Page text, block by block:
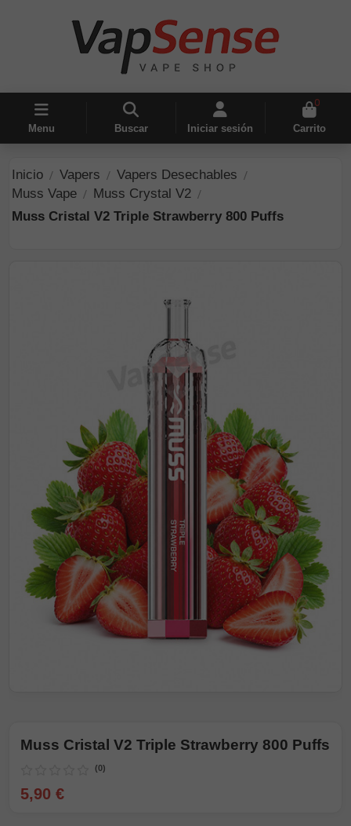
Menu Buscar Iniciar sesión
0
Carrito
Inicio Vapers
Vapers Desechables
Muss Vape
Muss Crystal V2
Muss Cristal V2 Triple Strawberry 800 Puffs
Muss Cristal V2 Triple Strawberry 800 Puffs
(0)
5,90 €